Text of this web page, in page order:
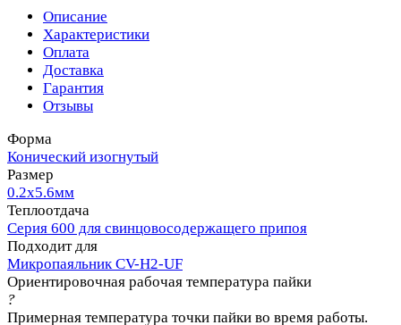
Описание
Характеристики
Оплата
Доставка
Гарантия
Отзывы
Форма
Конический изогнутый
Размер
0.2х5.6мм
Теплоотдача
Серия 600 для свинцовосодержащего припоя
Подходит для
Микропаяльник CV-H2-UF
Ориентировочная рабочая температура пайки
?
Примерная температура точки пайки во время работы.